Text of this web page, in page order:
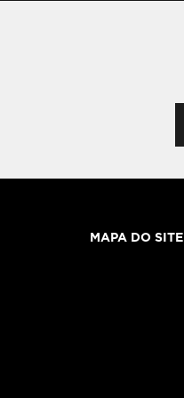
MAPA DO SITE